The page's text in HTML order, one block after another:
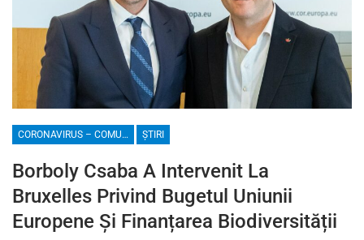
CORONAVIRUS – COMUNICATE, ȘTIRI ȘTIRI
Borboly Csaba A Intervenit La
Bruxelles Privind Bugetul Uniunii
Europene Și Finanțarea Biodiversității